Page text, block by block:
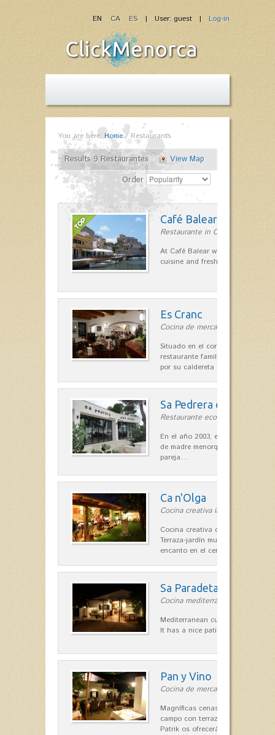
| User: guest | Log-in
EN CA ES
You are here: Home/Restaurants
Results 9 Restaurantes
View Map
Order
Café Balear
Restaurante in Ciutadella
At Café Balear we are specialized
cuisine and fresh seafood on the
Es Cranc
Cocina de mercado in Fornells
Situado en el corazón de
restaurante familiar es célebre y
por su caldereta de langosta.
Sa Pedrera d´es Pujol
Restaurante ecológico in Sant
En el año 2003, el chef, Daniel
de madre menorquina y padre
pareja…
Ca n'Olga
Cocina creativa in Es Mercadal
Cocina creativa con toques
Terraza-jardín muy agradable,
encanto en el centro de Es
Sa Paradeta d'en Doro
Cocina mediterránea in Sant Lluís
Mediterranean cuisine with roots
It has a nice patio for summer
Pan y Vino
Cocina de mercado in Sant Lluís
Magníficas cenas en una típica
campo con terraza, donde el
Patrik os ofrecerá una…